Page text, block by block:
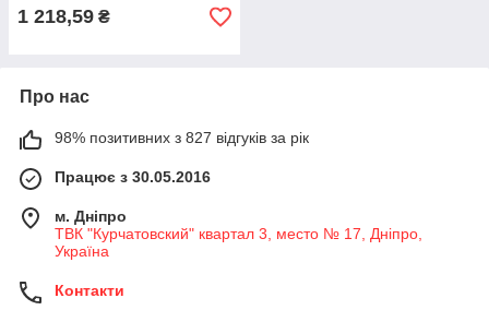
1 218,59 ₴
Про нас
98% позитивних з 827 відгуків за рік
Працює з 30.05.2016
м. Дніпро
ТВК "Курчатовский" квартал 3, место № 17, Дніпро,
Україна
Контакти